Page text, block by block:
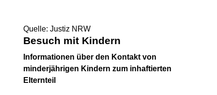
Quelle: Justiz NRW
Besuch mit Kindern
Informationen über den Kontakt von
minderjährigen Kindern zum inhaftierten
Elternteil